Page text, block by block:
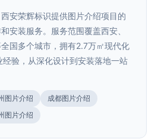
安荣辉标识提供图片介绍项目的
安装服务。服务范围覆盖西安、
国多个城市，拥有2.7万㎡现代化
验，从深化设计到安装落地一站
图片介绍
成都图片介绍
图片介绍